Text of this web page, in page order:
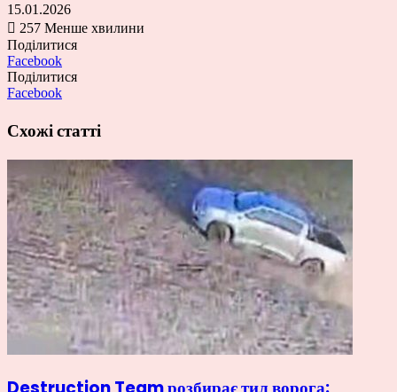
15.01.2026
257 Менше хвилини
Поділитися
Facebook
Поділитися
Facebook
Схожі статті